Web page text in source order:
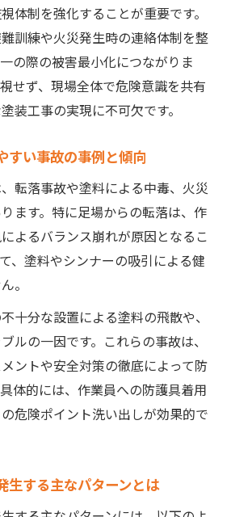
体制を強化することが重要です。
訓練や火災発生時の連絡体制を整
の際の被害最小化につながりま
せず、現場全体で危険意識を共有
装工事の実現に不可欠です。
すい事故の事例と傾向
転落事故や塗料による中毒、火災
ます。特に足場からの転落は、作
よるバランス崩れが原因となるこ
、塗料やシンナーの吸引による健
。
十分な設置による塗料の飛散や、
ルの一因です。これらの事故は、
ントや安全対策の徹底によって防
体的には、作業員への防護具着用
危険ポイント洗い出しが効果的で
生する主なパターンとは